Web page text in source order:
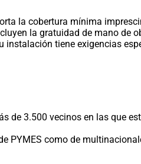
la cobertura mínima
la gratuidad de mano
tiene exigencias
3.500 vecinos en las que
como de